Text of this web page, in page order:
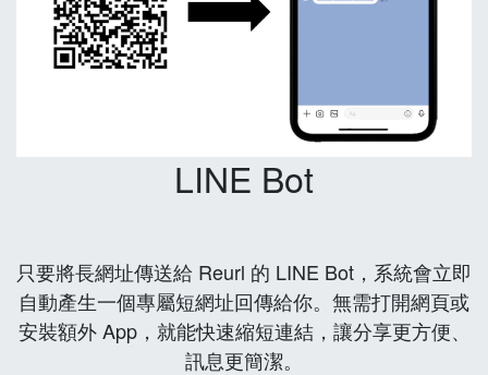
LINE Bot
只要將長網址傳送給 Reurl 的 LINE Bot，系統會立即
自動產生一個專屬短網址回傳給你。無需打開網頁或
安裝額外 App，就能快速縮短連結，讓分享更方便、
訊息更簡潔。